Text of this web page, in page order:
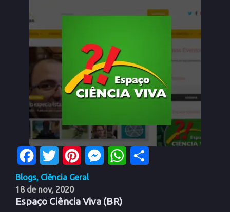
FacebookTwitter PinterestMessengerWhatsApp
Blogs, Ciência Geral
18 de nov, 2020
Espaço Ciência Viva (BR)